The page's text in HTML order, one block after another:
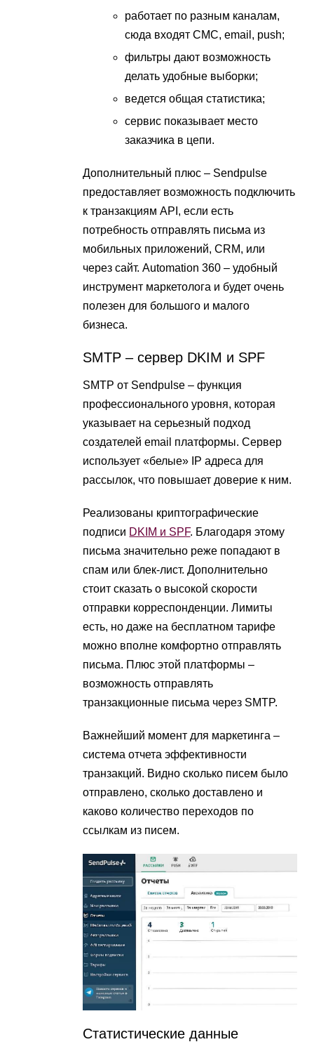
работает по разным каналам,
сюда входят СМС, email, push;
фильтры дают возможность
делать удобные выборки;
ведется общая статистика;
сервис показывает место
заказчика в цепи.
Дополнительный плюс – Sendpulse
предоставляет возможность подключить
к транзакциям API, если есть
потребность отправлять письма из
мобильных приложений, CRM, или
через сайт. Automation 360 – удобный
инструмент маркетолога и будет очень
полезен для большого и малого
бизнеса.
SMTP – сервер DKIM и SPF
SMTP от Sendpulse – функция
профессионального уровня, которая
указывает на серьезный подход
создателей email платформы. Сервер
использует «белые» IP адреса для
рассылок, что повышает доверие к ним.
Реализованы криптографические
подписи DKIM и SPF. Благодаря этому
письма значительно реже попадают в
спам или блек-лист. Дополнительно
стоит сказать о высокой скорости
отправки корреспонденции. Лимиты
есть, но даже на бесплатном тарифе
можно вполне комфортно отправлять
письма. Плюс этой платформы –
возможность отправлять
транзакционные письма через SMTP.
Важнейший момент для маркетинга –
система отчета эффективности
транзакций. Видно сколько писем было
отправлено, сколько доставлено и
каково количество переходов по
ссылкам из писем.
Статистические данные